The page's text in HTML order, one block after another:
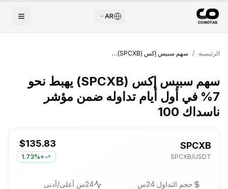
AR
الرئيسية / سهم سبيس إكس (SPCXB) يهبط نحو 7% في أول أيام تداوله ضمن مؤشر ناسداك 100
سهم سبيس إكس (SPCXB) يهبط نحو
7% في أول أيام تداوله ضمن مؤشر
ناسداك 100
SPCXB
SPCXB/USDT
$135.83
+
1.73%
حجم التداول 24س
24س أعلى/أدنى